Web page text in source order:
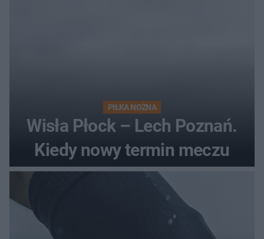
PIŁKA NOŻNA
Wisła Płock – Lech Poznań.
Kiedy nowy termin meczu